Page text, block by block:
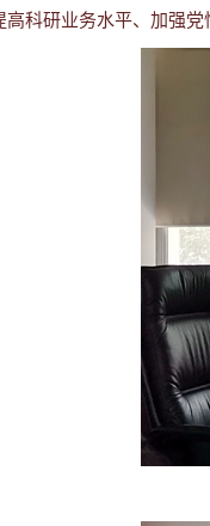
科研业务水平、加强